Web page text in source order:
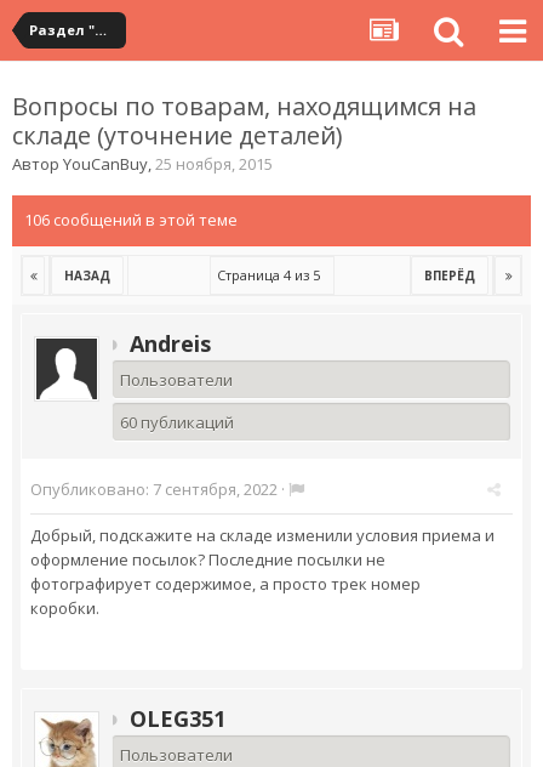
Раздел "Мои покупки" на сервисе YouCanBuy
Вопросы по товарам, находящимся на
складе (уточнение деталей)
Автор YouCanBuy,25 ноября, 2015
106 сообщений в этой теме
НАЗАД ВПЕРЁД
Страница 4 из 5
Andreis
Пользователи
60 публикаций
Опубликовано: 7 сентября, 2022 ·
Добрый, подскажите на складе изменили условия приема и
оформление посылок? Последние посылки не
фотографирует содержимое, а просто трек номер
коробки.
OLEG351
Пользователи